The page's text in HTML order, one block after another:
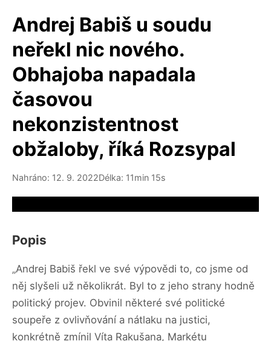
Andrej Babiš u soudu
neřekl nic nového.
Obhajoba napadala
časovou
nekonzistentnost
obžaloby, říká Rozsypal
Nahráno: 12. 9. 2022Délka: 11min 15s
Popis
„Andrej Babiš řekl ve své výpovědi to, co jsme od
něj slyšeli už několikrát. Byl to z jeho strany hodně
politický projev. Obvinil některé své politické
soupeře z ovlivňování a nátlaku na justici,
konkrétně zmínil Víta Rakušana, Markétu